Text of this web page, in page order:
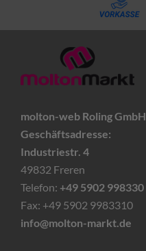
molton-web Roling GmbH
Geschäftsadresse:
Industriestr. 4
49832 Freren
Telefon: +49 5902 998330
Fax: +49 5902 9983310
info@molton-markt.de